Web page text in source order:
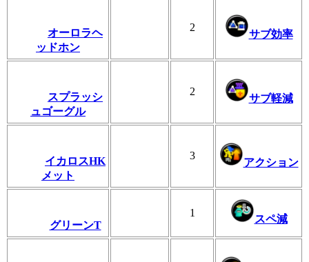
オーロラヘ
ッドホン
2
サブ効率
スプラッシ
ュゴーグル
2
サブ軽減
イカロスHK
メット
3
アクション
グリーンT
1
スペ減